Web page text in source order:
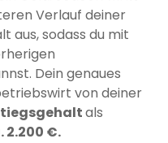
Verlauf deiner
aus, sodass du mit
Dein genaues
von deiner
als
2.200 €.